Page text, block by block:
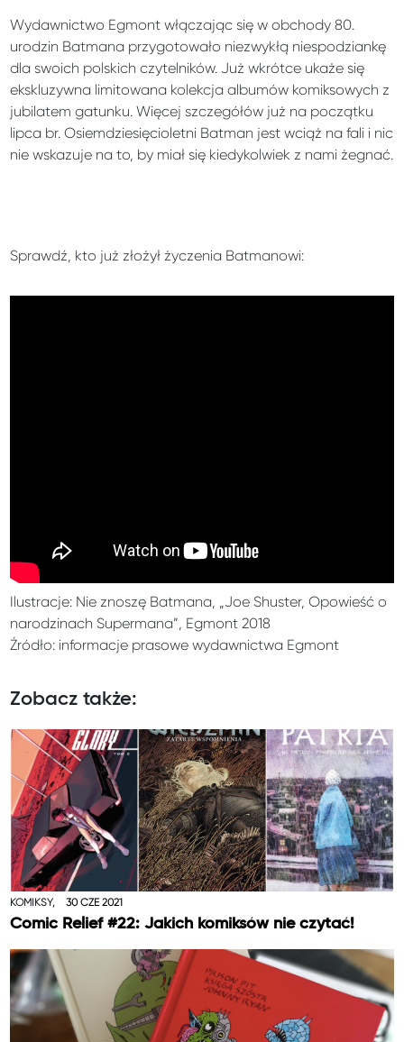
Wydawnictwo Egmont włączając się w obchody 80.
urodzin Batmana przygotowało niezwykłą niespodziankę
dla swoich polskich czytelników. Już wkrótce ukaże się
ekskluzywna limitowana kolekcja albumów komiksowych z
jubilatem gatunku. Więcej szczegółów już na początku
lipca br. Osiemdziesięcioletni Batman jest wciąż na fali i nic
nie wskazuje na to, by miał się kiedykolwiek z nami żegnać.
Sprawdź, kto już złożył życzenia Batmanowi:
Ilustracje: Nie znoszę Batmana, „Joe Shuster, Opowieść o
narodzinach Supermana”, Egmont 2018
Źródło: informacje prasowe wydawnictwa Egmont
Zobacz także:
KOMIKSY, 30 CZE 2021
Comic Relief #22: Jakich komiksów nie czytać!